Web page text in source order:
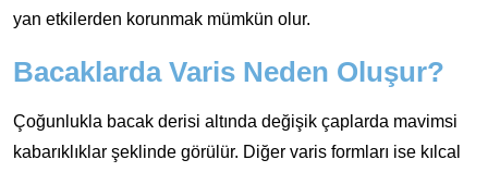
yan etkilerden korunmak mümkün olur.
Bacaklarda Varis Neden Oluşur?
Çoğunlukla bacak derisi altında değişik çaplarda mavimsi
kabarıklıklar şeklinde görülür. Diğer varis formları ise kılcal